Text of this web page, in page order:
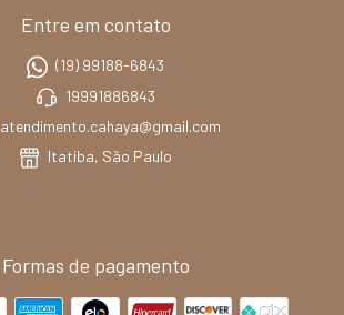
Entre em contato
(19) 99188-6843
19991886843
atendimento.cahaya@gmail.com
Itatiba, São Paulo
Formas de pagamento